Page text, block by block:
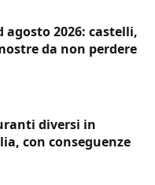
agosto 2026: castelli,
da non perdere
diversi in
con conseguenze